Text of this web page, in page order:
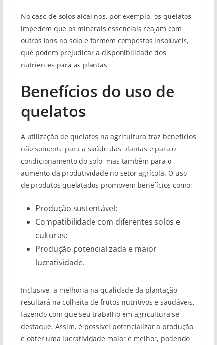
No caso de solos alcalinos, por exemplo, os quelatos
impedem que os minerais essenciais reajam com
outros íons no solo e formem compostos insolúveis,
que podem prejudicar a disponibilidade dos
nutrientes para as plantas.
Benefícios do uso de
quelatos
A utilização de quelatos na agricultura traz benefícios
não somente para a saúde das plantas e para o
condicionamento do solo, mas também para o
aumento da produtividade no setor agrícola. O uso
de produtos quelatados promovem benefícios como:
Produção sustentável;
Compatibilidade com diferentes solos e
culturas;
Produção potencializada e maior
lucratividade.
Inclusive, a melhoria na qualidade da plantação
resultará na colheita de frutos nutritivos e saudáveis,
fazendo com que seu trabalho em agricultura se
destaque. Assim, é possível potencializar a produção
e obter uma lucratividade maior e melhor, podendo